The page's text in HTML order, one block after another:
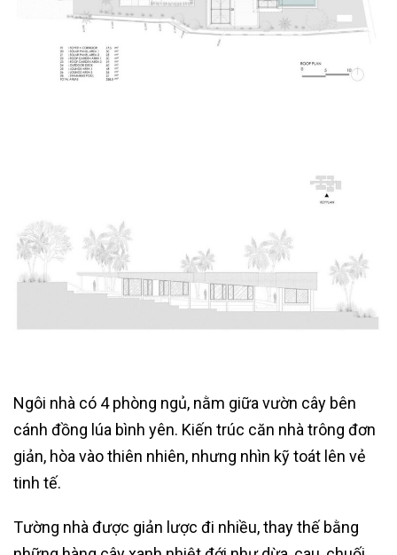
Ngôi nhà có 4 phòng ngủ, nằm giữa vườn cây bên
cánh đồng lúa bình yên. Kiến trúc căn nhà trông đơn
giản, hòa vào thiên nhiên, nhưng nhìn kỹ toát lên vẻ
tinh tế.
Tường nhà được giản lược đi nhiều, thay thế bằng